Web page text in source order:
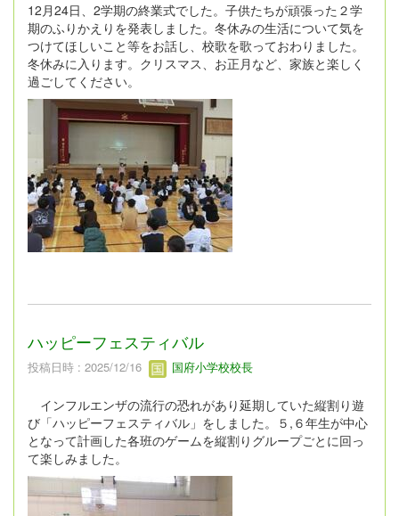
12月24日、2学期の終業式でした。子供たちが頑張った２学
期のふりかえりを発表しました。冬休みの生活について気を
つけてほしいこと等をお話し、校歌を歌っておわりました。
冬休みに入ります。クリスマス、お正月など、家族と楽しく
過ごしてください。
ハッピーフェスティバル
投稿日時 : 2025/12/16 国府小学校校長
インフルエンザの流行の恐れがあり延期していた縦割り遊
び「ハッピーフェスティバル」をしました。５,６年生が中心
となって計画した各班のゲームを縦割りグループごとに回っ
て楽しみました。